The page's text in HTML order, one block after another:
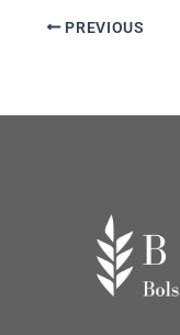
PREVIOUS